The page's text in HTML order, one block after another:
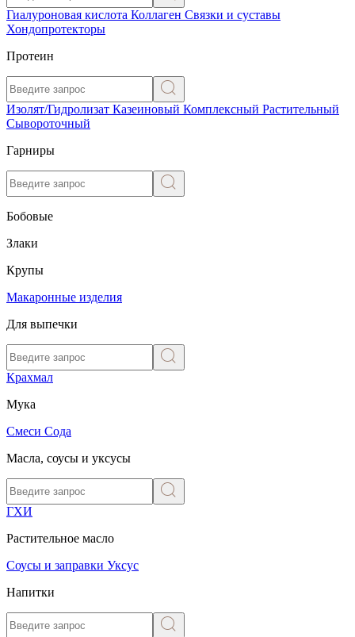
Гиалуроновая кислота Коллаген Связки и суставы
Хондопротекторы
Протеин
Изолят/Гидролизат Казеиновый Комплексный Растительный
Сывороточный
Гарниры
Бобовые
Злаки
Крупы
Макаронные изделия
Для выпечки
Крахмал
Мука
Смеси Сода
Масла, соусы и уксусы
ГХИ
Растительное масло
Соусы и заправки Уксус
Напитки